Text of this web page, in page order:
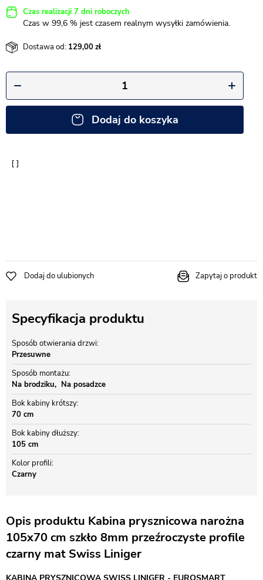
Czas realizacji 7 dni roboczych
Czas w 99,6 % jest czasem realnym wysyłki zamówienia.
Dostawa od: 129,00
Dodaj do koszyka
Dodaj do ulubionych Zapytaj o produkt
Specyfikacja produktu
Sposób otwierania drzwi
Przesuwne
Sposób montażu
Na brodziku
Na posadzce
Bok kabiny krótszy
70 cm
Bok kabiny dłuższy
105 cm
Kolor profili
Czarny
Opis produktu Kabina prysznicowa narożna
105x70 cm szkło 8mm przeźroczyste profile
czarny mat Swiss Liniger